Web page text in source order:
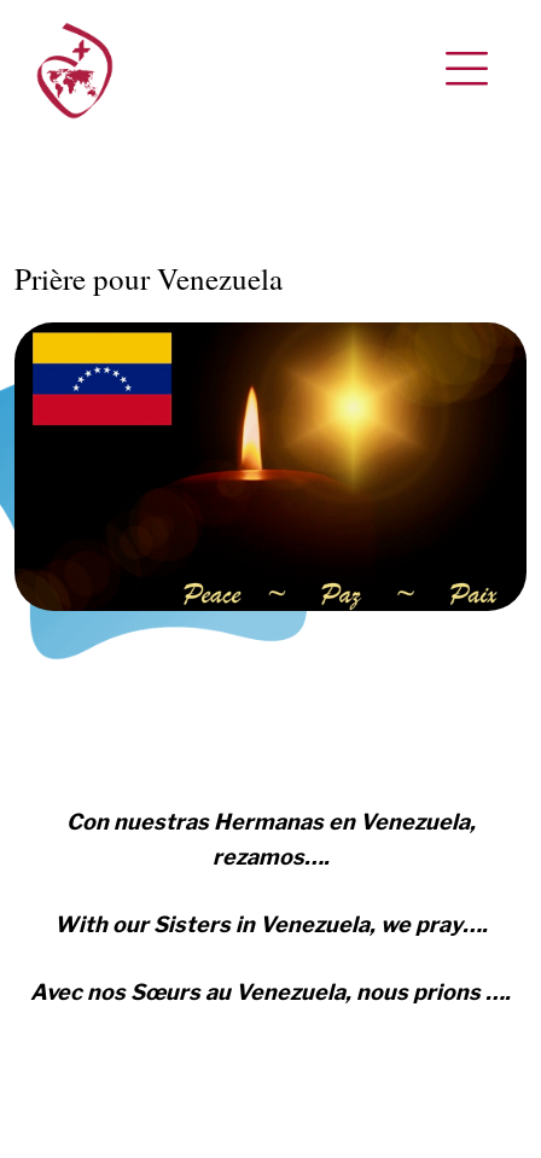
Prière pour Venezuela
Con nuestras Hermanas en Venezuela,
rezamos….
With our Sisters in Venezuela, we pray….
Avec nos Sœurs au Venezuela, nous prions ….